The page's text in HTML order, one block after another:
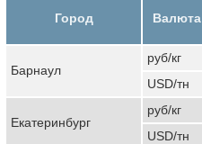
Город Валюта
Барнаул
руб/кг
USD/тн
Екатеринбург
руб/кг
USD/тн